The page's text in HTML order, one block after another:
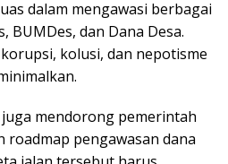
dalam mengawasi berbagai
BUMDes, dan Dana Desa.
kolusi, dan nepotisme
mendorong pemerintah
roadmap pengawasan dana